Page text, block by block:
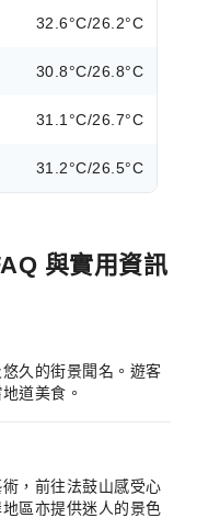
32.6°C/26.2°C
30.8°C/26.8°C
31.1°C/26.7°C
31.2°C/26.5°C
與實用資訊
久的街景聞名。遊客
道美食。
，前往法鼓山感受心
區亦提供迷人的景色